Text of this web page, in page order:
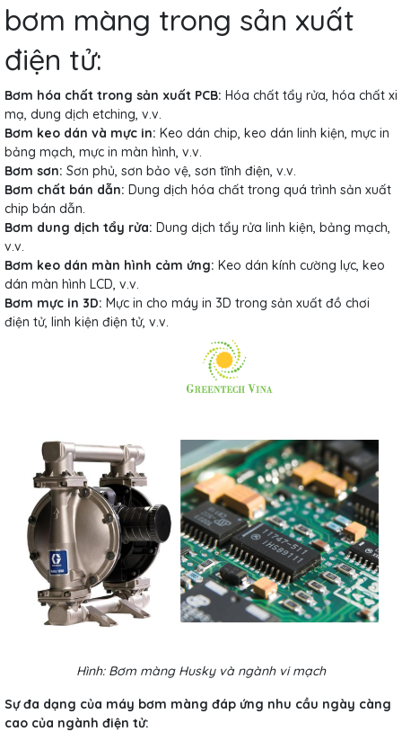
bơm màng trong sản xuất
điện tử:
Bơm hóa chất trong sản xuất PCB: Hóa chất tẩy rửa, hóa chất xi
mạ, dung dịch etching, v.v.
Bơm keo dán và mực in: Keo dán chip, keo dán linh kiện, mực in
bảng mạch, mực in màn hình, v.v.
Bơm sơn: Sơn phủ, sơn bảo vệ, sơn tĩnh điện, v.v.
Bơm chất bán dẫn: Dung dịch hóa chất trong quá trình sản xuất
chip bán dẫn.
Bơm dung dịch tẩy rửa: Dung dịch tẩy rửa linh kiện, bảng mạch,
v.v.
Bơm keo dán màn hình cảm ứng: Keo dán kính cường lực, keo
dán màn hình LCD, v.v.
Bơm mực in 3D: Mực in cho máy in 3D trong sản xuất đồ chơi
điện tử, linh kiện điện tử, v.v.
Hình: Bơm màng Husky và ngành vi mạch
Sự đa dạng của máy bơm màng đáp ứng nhu cầu ngày càng
cao của ngành điện tử: